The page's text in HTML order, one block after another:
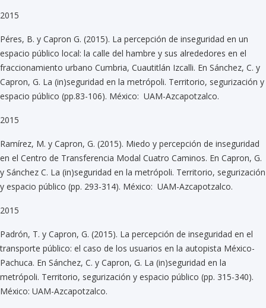
2015
Péres, B. y Capron G. (2015). La percepción de inseguridad en un
espacio público local: la calle del hambre y sus alrededores en el
fraccionamiento urbano Cumbria, Cuautitlán Izcalli. En Sánchez, C. y
Capron, G. La (in)seguridad en la metrópoli. Territorio, segurización y
espacio público (pp.83-106). México: UAM-Azcapotzalco.
2015
Ramírez, M. y Capron, G. (2015). Miedo y percepción de inseguridad
en el Centro de Transferencia Modal Cuatro Caminos. En Capron, G.
y Sánchez C. La (in)seguridad en la metrópoli. Territorio, segurización
y espacio público (pp. 293-314). México: UAM-Azcapotzalco.
2015
Padrón, T. y Capron, G. (2015). La percepción de inseguridad en el
transporte público: el caso de los usuarios en la autopista México-
Pachuca. En Sánchez, C. y Capron, G. La (in)seguridad en la
metrópoli. Territorio, segurización y espacio público (pp. 315-340).
México: UAM-Azcapotzalco.